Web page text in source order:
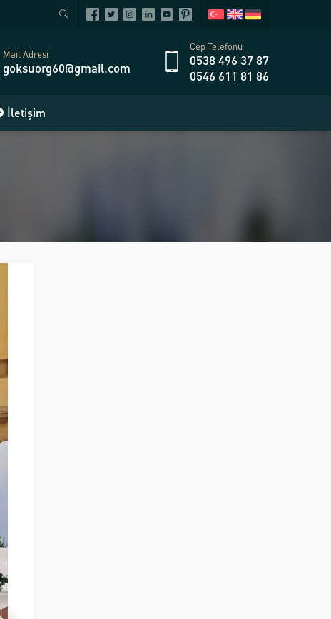
Mail Adresi
goksuorg60@gmail.com
Cep Telefonu
0538 496 37 87
0546 611 81 86
İletişim